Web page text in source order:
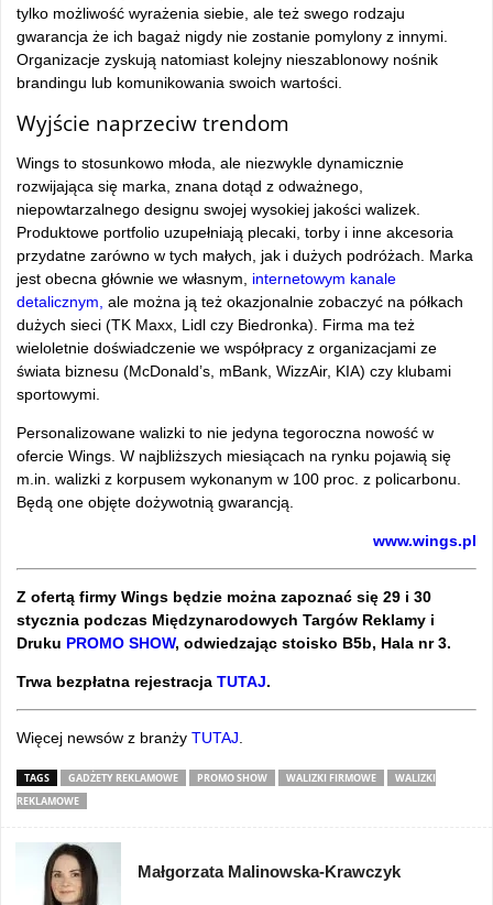
tylko możliwość wyrażenia siebie, ale też swego rodzaju
gwarancja że ich bagaż nigdy nie zostanie pomylony z innymi.
Organizacje zyskują natomiast kolejny nieszablonowy nośnik
brandingu lub komunikowania swoich wartości.
Wyjście naprzeciw trendom
Wings to stosunkowo młoda, ale niezwykle dynamicznie
rozwijająca się marka, znana dotąd z odważnego,
niepowtarzalnego designu swojej wysokiej jakości walizek.
Produktowe portfolio uzupełniają plecaki, torby i inne akcesoria
przydatne zarówno w tych małych, jak i dużych podróżach. Marka
jest obecna głównie we własnym, internetowym kanale
detalicznym, ale można ją też okazjonalnie zobaczyć na półkach
dużych sieci (TK Maxx, Lidl czy Biedronka). Firma ma też
wieloletnie doświadczenie we współpracy z organizacjami ze
świata biznesu (McDonald’s, mBank, WizzAir, KIA) czy klubami
sportowymi.
Personalizowane walizki to nie jedyna tegoroczna nowość w
ofercie Wings. W najbliższych miesiącach na rynku pojawią się
m.in. walizki z korpusem wykonanym w 100 proc. z policarbonu.
Będą one objęte dożywotnią gwarancją.
www.wings.pl
Z ofertą firmy Wings będzie można zapoznać się 29 i 30
stycznia podczas Międzynarodowych Targów Reklamy i
Druku PROMO SHOW, odwiedzając stoisko B5b, Hala nr 3.
Trwa bezpłatna rejestracja TUTAJ.
Więcej newsów z branży TUTAJ
TAGS GADŻETY REKLAMOWE PROMO SHOW WALIZKI FIRMOWE
WALIZKI
REKLAMOWE
Małgorzata Malinowska-Krawczyk